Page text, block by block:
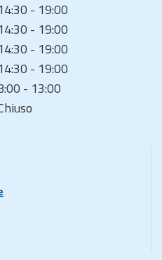
- 19:00
- 19:00
- 19:00
- 19:00
- 13:00